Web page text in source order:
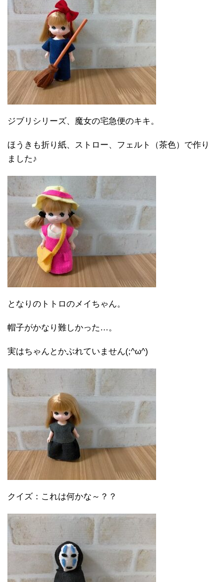
ジブリシリーズ、魔女の宅急便のキキ。
ほうきも折り紙、ストロー、フェルト（茶色）で作り
ました♪
となりのトトロのメイちゃん。
帽子がかなり難しかった…。
実はちゃんとかぶれていません(;^ω^)
クイズ：これは何かな～？？